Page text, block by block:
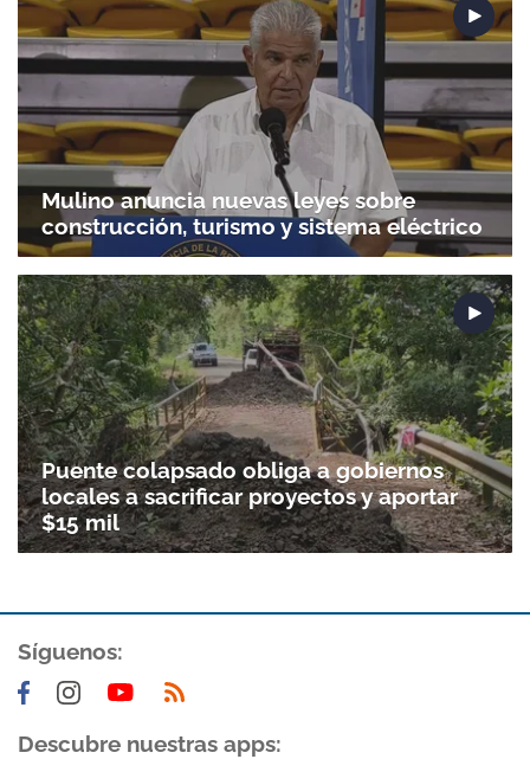
Mulino anuncia nuevas leyes sobre
construcción, turismo y sistema eléctrico
Puente colapsado obliga a gobiernos
locales a sacrificar proyectos y aportar
$15 mil
Síguenos:
Descubre nuestras apps: